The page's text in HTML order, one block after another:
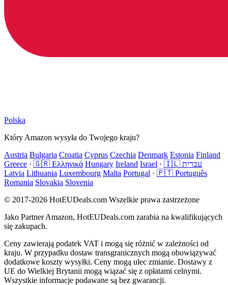
Polska
Który Amazon wysyła do Twojego kraju?
Austria Bulgaria Croatia Cyprus Czechia Denmark Estonia Finland
Greece · 🇬🇷 Ελληνικά Hungary Ireland Israel ·
🇮🇱 עברית
Latvia Lithuania Luxembourg Malta Portugal · 🇵🇹 Português
Romania Slovakia Slovenia
© 2017-2026 HotEUDeals.com Wszelkie prawa zastrzeżone
Jako Partner Amazon, HotEUDeals.com zarabia na kwalifikujących
się zakupach.
Ceny zawierają podatek VAT i mogą się różnić w zależności od
kraju. W przypadku dostaw transgranicznych mogą obowiązywać
dodatkowe koszty wysyłki. Ceny mogą ulec zmianie. Dostawy z
UE do Wielkiej Brytanii mogą wiązać się z opłatami celnymi.
Wszystkie informacje podawane są bez gwarancji.